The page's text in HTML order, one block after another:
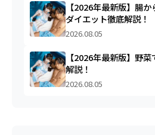
【2026年最新版】腸
ダイエット徹底解説！
2026.08.05
【2026年最新版】野
解説！
2026.08.05